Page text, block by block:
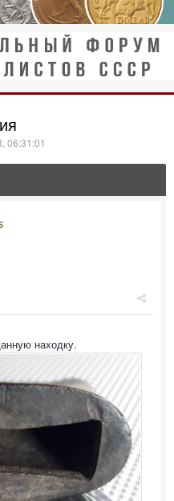
06:31:01
находку.